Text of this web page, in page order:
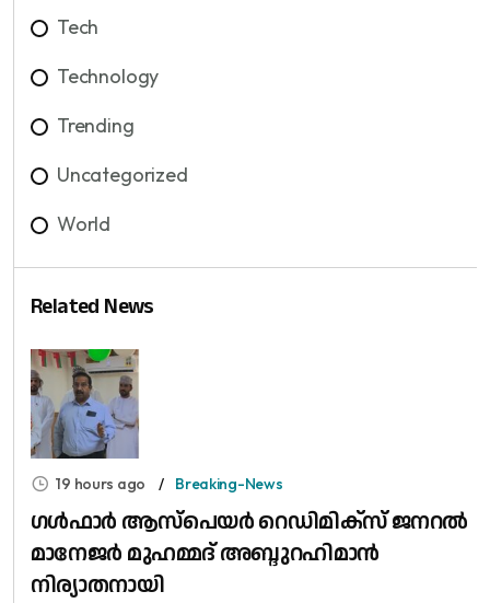
Tech
Technology
Trending
Uncategorized
World
Related News
19 hours ago Breaking-News
​ഗൾഫാർ ആസ്പെയർ റെഡിമിക്സ് ജനറൽ
മാനേജർ മുഹമ്മദ് അബ്ദുറഹിമാൻ
നിര്യാതനായി